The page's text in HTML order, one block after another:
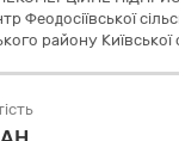
Феодосіївської
району Київської